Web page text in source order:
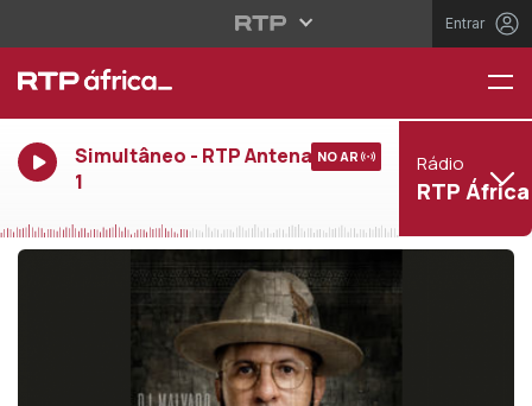
Entrar
Simultâneo - RTP Antena
1
NO AR Rádio
RTP África